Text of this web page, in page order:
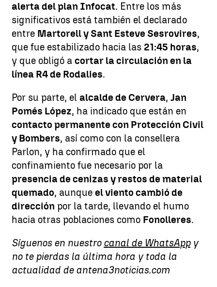
alerta del plan Infocat. Entre los más
significativos está también el declarado
entre Martorell y Sant Esteve Sesrovires,
que fue estabilizado hacia las 21:45 horas,
y que obligó a cortar la circulación en la
línea R4 de Rodalies.
Por su parte, el alcalde de Cervera, Jan
Pomés López, ha indicado que están en
contacto permanente con Protección Civil
y Bombers, así como con la consellera
Parlon, y ha confirmado que el
confinamiento fue necesario por la
presencia de cenizas y restos de material
quemado, aunque el viento cambió de
dirección por la tarde, llevando el humo
hacia otras poblaciones como Fonolleres.
Síguenos en nuestro canal de WhatsAppy
no te pierdas la última hora y toda la
actualidad de antena3noticias.com